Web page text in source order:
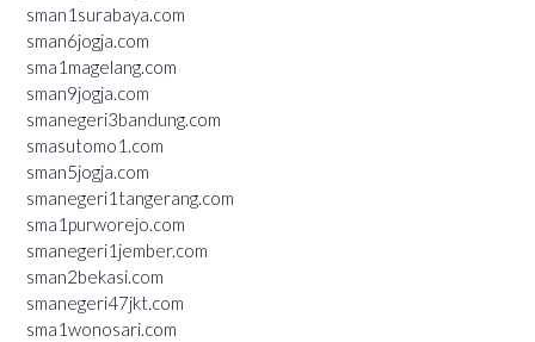
sman1surabaya.com
sman6jogja.com
sma1magelang.com
sman9jogja.com
smanegeri3bandung.com
smasutomo1.com
sman5jogja.com
smanegeri1tangerang.com
sma1purworejo.com
smanegeri1jember.com
sman2bekasi.com
smanegeri47jkt.com
sma1wonosari.com